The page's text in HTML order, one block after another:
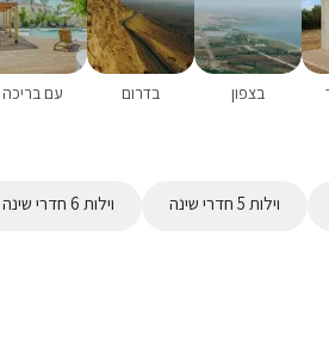
בצפון בדרום עם בריכה
וילות 5 חדרי שינה וילות 6 חדרי שינה